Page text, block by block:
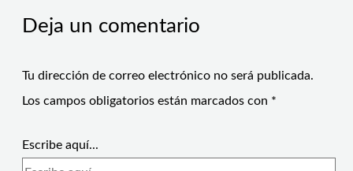
Deja un comentario
Tu dirección de correo electrónico no será publicada.
Los campos obligatorios están marcados con *
Escribe aquí...